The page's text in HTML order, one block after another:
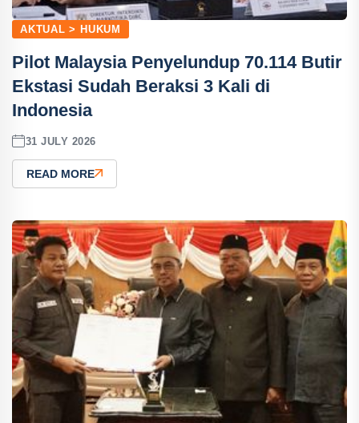
AKTUAL > HUKUM
Pilot Malaysia Penyelundup 70.114 Butir
Ekstasi Sudah Beraksi 3 Kali di
Indonesia
31 JULY 2026
READ MORE